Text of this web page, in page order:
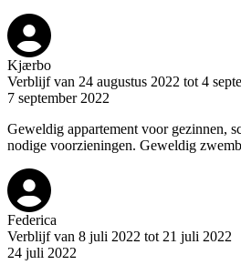
Kjærbo
Verblijf van 24 augustus 2022 tot 4
7 september 2022
Geweldig appartement voor gezinnen,
nodige voorzieningen. Geweldig
Federica
Verblijf van 8 juli 2022 tot 21 juli 2022
24 juli 2022